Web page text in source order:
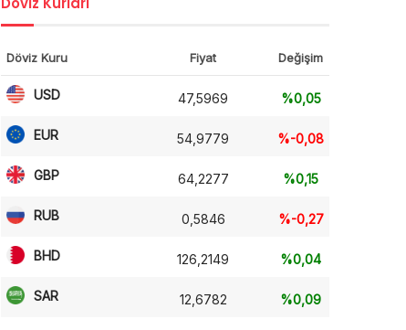
Döviz Kuru Fiyat Değişim
USD 47,5969 %0,05
EUR 54,9779 %-0,08
GBP 64,2277 %0,15
RUB 0,5846 %-0,27
BHD 126,2149 %0,04
SAR 12,6782 %0,09